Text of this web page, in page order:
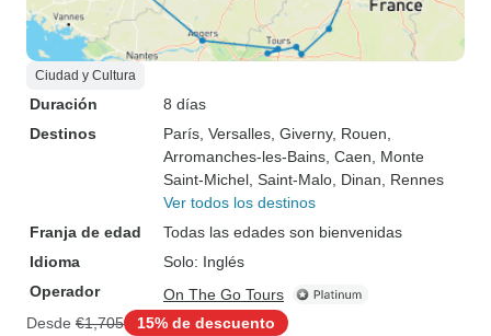
Ciudad y Cultura
Duración
8 días
Destinos
París , Versalles , Giverny, Rouen
Arromanches-les-Bains , Caen , Monte
Saint-Michel , Saint-Malo , Dinan , Rennes
Ver todos los destinos
Franja de edad
Todas las edades son bienvenidas
Idioma
Solo: Inglés
Operador
On The Go Tours
Desde €1,705 15% de descuento